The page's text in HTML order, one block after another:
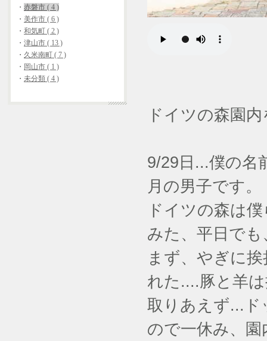
・ 赤磐市 ( 4 )
・ 美作市 ( 6 )
・ 和気町 ( 2 )
・ 津山市 ( 13 )
・ 久米南町 ( 7 )
・ 岡山市 ( 1 )
・ 未分類 ( 4 )
ドイツの森園
9/29日...僕の名
月の男子です。
ドイツの森は
みた、平日で
まず、やぎに
れた....豚と羊
取りあえず...ド
ので一休み、